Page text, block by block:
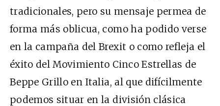
tradicionales, pero su mensaje permea de
forma más oblicua, como ha podido verse
en la campaña del Brexit o como refleja el
éxito del Movimiento Cinco Estrellas de
Beppe Grillo en Italia, al que difícilmente
podemos situar en la división clásica